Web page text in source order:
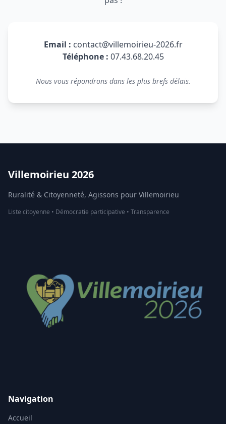
Email : contact@villemoirieu-2026.fr
Téléphone : 07.43.68.20.45
Nous vous répondrons dans les plus brefs délais.
Villemoirieu 2026
Ruralité & Citoyenneté, Agissons pour Villemoirieu
Liste citoyenne • Démocratie participative • Transparence
Navigation
Accueil